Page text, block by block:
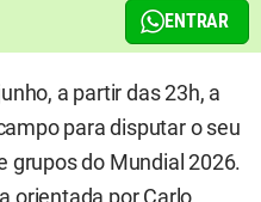
ENTRAR
a partir das 23h, a
para disputar o seu
grupos do Mundial 2026.